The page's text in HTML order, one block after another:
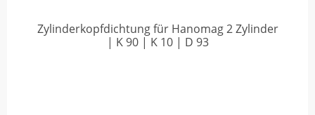
Zylinderkopfdichtung für Hanomag 2 Zylinder
| K 90 | K 10 | D 93